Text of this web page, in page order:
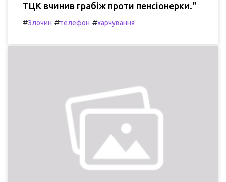
ТЦК вчинив грабіж проти пенсіонерки."
#Злочин #телефон #харчування